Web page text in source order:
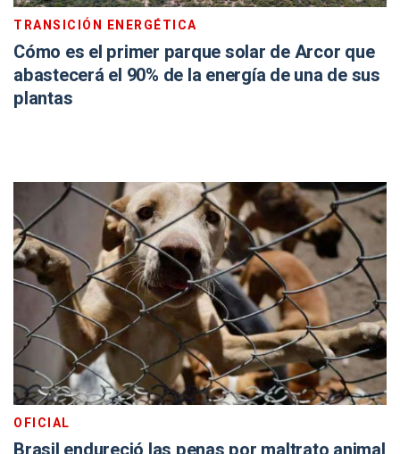
TRANSICIÓN ENERGÉTICA
Cómo es el primer parque solar de Arcor que
abastecerá el 90% de la energía de una de sus
plantas
OFICIAL